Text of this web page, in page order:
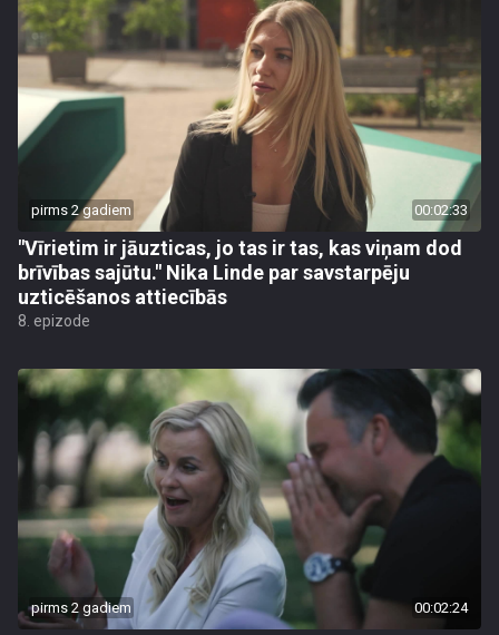
pirms 2 gadiem 00:02:33
"Vīrietim ir jāuzticas, jo tas ir tas, kas viņam dod
brīvības sajūtu." Nika Linde par savstarpēju
uzticēšanos attiecībās
8. epizode
pirms 2 gadiem 00:02:24